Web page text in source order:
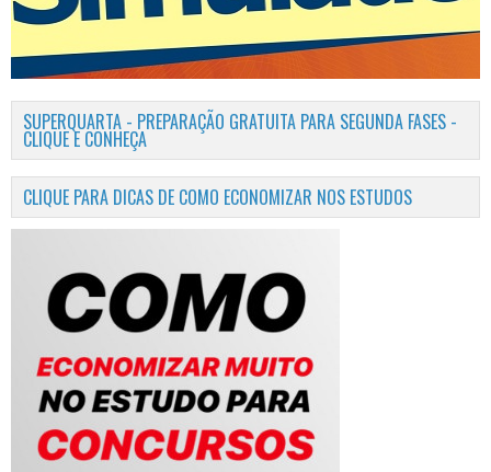
SUPERQUARTA - PREPARAÇÃO GRATUITA PARA SEGUNDA FASES -
CLIQUE E CONHEÇA
CLIQUE PARA DICAS DE COMO ECONOMIZAR NOS ESTUDOS